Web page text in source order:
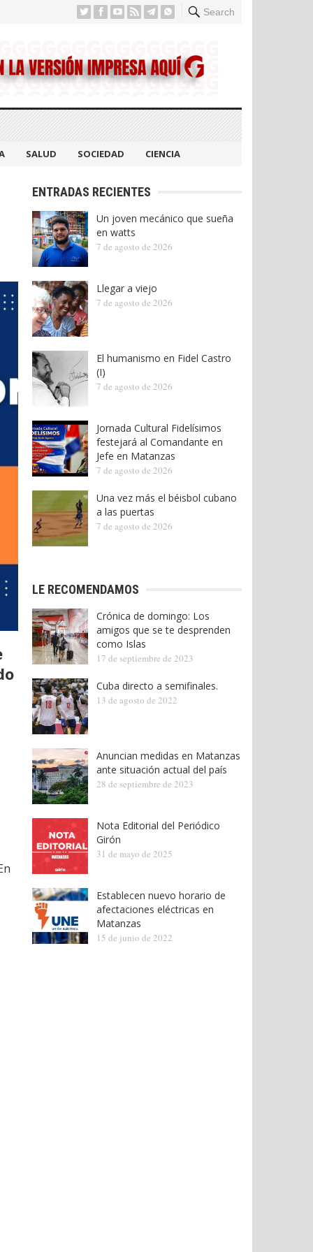
Search
SALUD SOCIEDAD CIENCIA
ENTRADAS RECIENTES
Un joven mecánico que sueña
en watts
7 de agosto de 2026
Llegar a viejo
7 de agosto de 2026
El humanismo en Fidel Castro
(I)
7 de agosto de 2026
Jornada Cultural Fidelísimos
festejará al Comandante en
Jefe en Matanzas
7 de agosto de 2026
Una vez más el béisbol cubano
a las puertas
7 de agosto de 2026
LE RECOMENDAMOS
Crónica de domingo: Los
amigos que se te desprenden
como Islas
17 de septiembre de 2023
Cuba directo a semifinales.
13 de agosto de 2022
Anuncian medidas en Matanzas
ante situación actual del país
28 de septiembre de 2023
Nota Editorial del Periódico
Girón
31 de mayo de 2025
Establecen nuevo horario de
afectaciones eléctricas en
Matanzas
15 de junio de 2022